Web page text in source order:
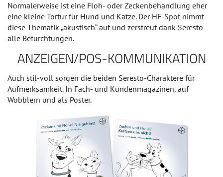
Normalerweise ist eine Floh- oder Zeckenbehandlung eher
eine kleine Tortur für Hund und Katze. Der HF-Spot nimmt
diese Thematik „akustisch“ auf und zerstreut dank Seresto
alle Befürchtungen.
ANZEIGEN/POS-KOMMUNIKATION
Auch stil-voll sorgen die beiden Seresto-Charaktere für
Aufmerksamkeit. In Fach- und Kundenmagazinen, auf
Wobblern und als Poster.